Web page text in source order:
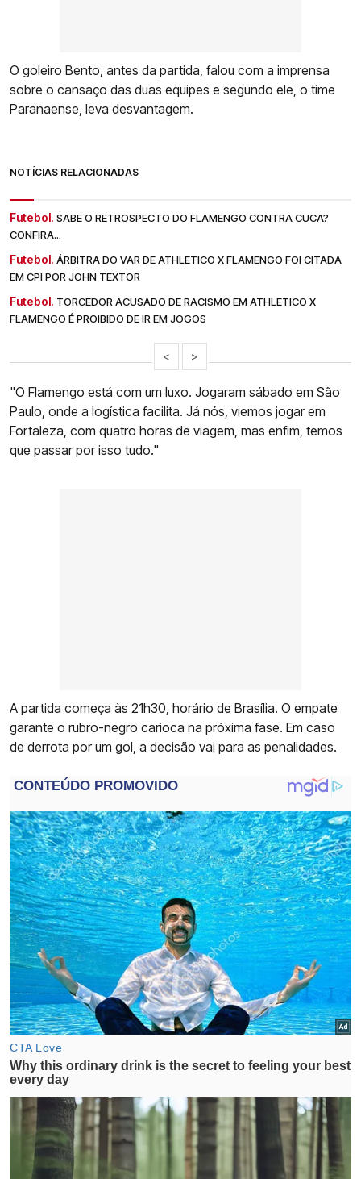
O goleiro Bento, antes da partida, falou com a imprensa
sobre o cansaço das duas equipes e segundo ele, o time
Paranaense, leva desvantagem.
NOTÍCIAS RELACIONADAS
Futebol. SABE O RETROSPECTO DO FLAMENGO CONTRA CUCA?
CONFIRA...
Futebol. ÁRBITRA DO VAR DE ATHLETICO X FLAMENGO FOI CITADA
EM CPI POR JOHN TEXTOR
Futebol. TORCEDOR ACUSADO DE RACISMO EM ATHLETICO X
FLAMENGO É PROIBIDO DE IR EM JOGOS
< >
"O Flamengo está com um luxo. Jogaram sábado em São
Paulo, onde a logística facilita. Já nós, viemos jogar em
Fortaleza, com quatro horas de viagem, mas enfim, temos
que passar por isso tudo."
A partida começa às 21h30, horário de Brasília. O empate
garante o rubro-negro carioca na próxima fase. Em caso
de derrota por um gol, a decisão vai para as penalidades.